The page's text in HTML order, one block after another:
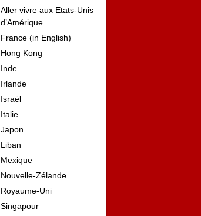
Aller vivre aux Etats-Unis
d’Amérique
France (in English)
Hong Kong
Inde
Irlande
Israël
Italie
Japon
Liban
Mexique
Nouvelle-Zélande
Royaume-Uni
Singapour